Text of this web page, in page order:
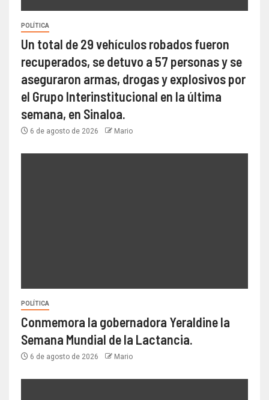
POLÍTICA
Un total de 29 vehículos robados fueron
recuperados, se detuvo a 57 personas y se
aseguraron armas, drogas y explosivos por
el Grupo Interinstitucional en la última
semana, en Sinaloa.
6 de agosto de 2026 Mario
POLÍTICA
Conmemora la gobernadora Yeraldine la
Semana Mundial de la Lactancia.
6 de agosto de 2026 Mario